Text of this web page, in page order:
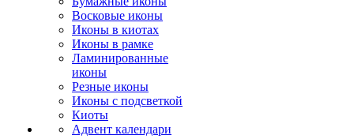
Восковые иконы
Иконы в киотах
Иконы в рамке
Ламинированные
иконы
Резные иконы
Иконы с подсветкой
Киоты
Адвент календари